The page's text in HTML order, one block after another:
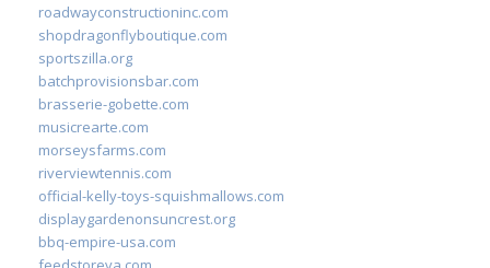
roadwayconstructioninc.com
shopdragonflyboutique.com
sportszilla.org
batchprovisionsbar.com
brasserie-gobette.com
musicrearte.com
morseysfarms.com
riverviewtennis.com
official-kelly-toys-squishmallows.com
displaygardenonsuncrest.org
bbq-empire-usa.com